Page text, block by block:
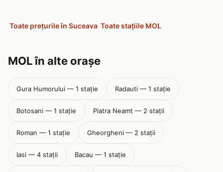
Toate prețurile în Suceava Toate stațiile MOL
MOL în alte orașe
Gura Humorului — 1 stație Radauti — 1 stație
Botosani — 1 stație Piatra Neamt — 2 stații
Roman — 1 stație Gheorgheni — 2 stații
Iasi — 4 stații Bacau — 1 stație